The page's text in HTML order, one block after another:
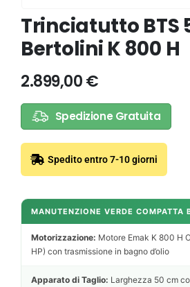
Trinciatutto BTS
Bertolini K 800 H
2.899,00€
Spedizione Gratuita
Spedito entro 7-10 giorni
MANUTENZIONE VERDE COMPATTA
Motorizzazione: Motore Emak K 800 H
HP) con trasmissione in bagno d’olio
Apparato di Taglio: Larghezza 50 cm